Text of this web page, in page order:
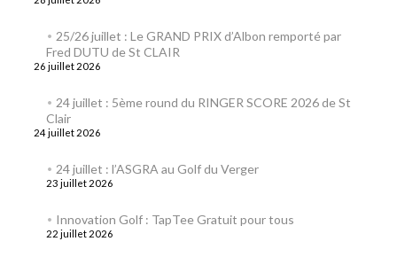
25/26 juillet : Le GRAND PRIX d’Albon remporté par
Fred DUTU de St CLAIR
26 juillet 2026
24 juillet : 5ème round du RINGER SCORE 2026 de St
Clair
24 juillet 2026
24 juillet : l’ASGRA au Golf du Verger
23 juillet 2026
Innovation Golf : TapTee Gratuit pour tous
22 juillet 2026